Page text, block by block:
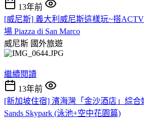
13年前
[威尼斯] 義大利威尼斯這樣玩~搭
場 Piazza di San Marco
威尼斯 國外旅遊
繼續閱讀
13年前
[新加坡住宿] 濱海灣「金沙酒店」綜合
Sands Skypark (泳池+空中花園篇)